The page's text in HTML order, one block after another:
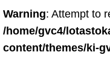
鈑金・塗装
点検・整備
Warning: Attempt to
/home/gvc4/
content/themes/ki-